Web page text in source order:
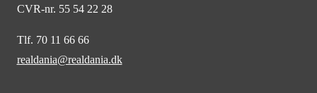
CVR-nr. 55 54 22 28
Tlf. 70 11 66 66
realdania@realdania.dk